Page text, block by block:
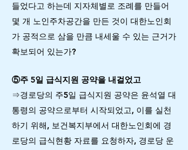
들었다고 하는데 지자체별로 조례를 만들어
몇 개 노인주차공간을 만든 것이 대한노인회
가 공적으로 삼을 만큼 내세울 수 있는 근거가
확보되어 있는가?
⑤주 5일 급식지원 공약을 내걸었고
⇒경로당의 주5일 급식지원 공약은 윤석열 대
통령의 공약으로부터 시작되었고, 이를 실천
하기 위해, 보건복지부에서 대한노인회에 경
로당의 급식현황 자료를 요청하자, 경로당 운